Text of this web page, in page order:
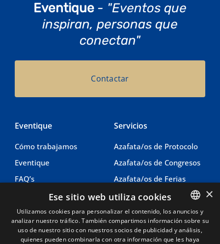
Eventique - "Eventos que
inspiran, personas que
conectan"
Contactar
Eventique
Cómo trabajamos
Eventique
FAQ’s
Servicios
Azafata/os de Protocolo
Azafata/os de Congresos
Azafata/os de Ferias
Azafata/os de Imagen
Coordinacion eventos
Legal Información
SPANISH
CATALAN
×
Ese sitio web utiliza cookies
Utilizamos cookies para personalizar el contenido, los anuncios y
analizar nuestro tráfico. También compartimos información sobre su
uso de nuestro sitio con nuestros socios de publicidad y análisis,
quienes pueden combinarla con otra información que les haya